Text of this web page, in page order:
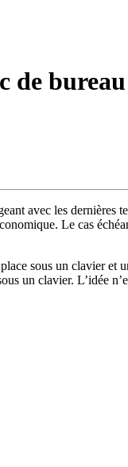
de
avec les
Le cas
sous un clavier et
un clavier. L’idée